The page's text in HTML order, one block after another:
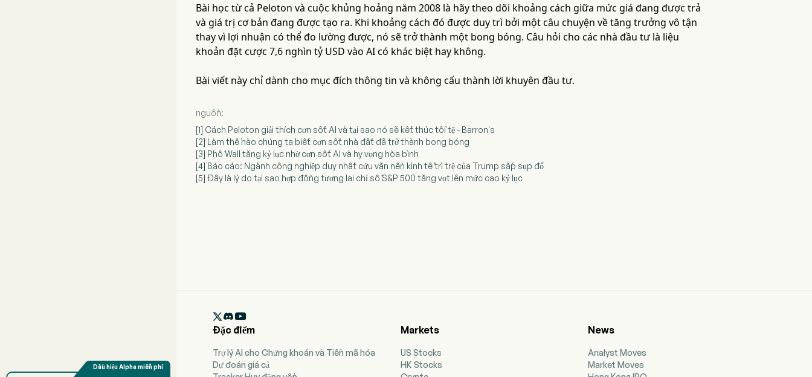
Bài học từ cả Peloton và cuộc khủng hoảng năm 2008 là hãy theo dõi khoảng cách giữa mức giá đang được trả
và giá trị cơ bản đang được tạo ra. Khi khoảng cách đó được duy trì bởi một câu chuyện về tăng trưởng vô tận
thay vì lợi nhuận có thể đo lường được, nó sẽ trở thành một bong bóng. Câu hỏi cho các nhà đầu tư là liệu
khoản đặt cược 7,6 nghìn tỷ USD vào AI có khác biệt hay không.
Bài viết này chỉ dành cho mục đích thông tin và không cấu thành lời khuyên đầu tư.
nguồn:
[1] Cách Peloton giải thích cơn sốt AI và tại sao nó sẽ kết thúc tồi tệ - Barron's
[2] Làm thế nào chúng ta biết cơn sốt nhà đất đã trở thành bong bóng
[3] Phố Wall tăng kỷ lục nhờ cơn sốt AI và hy vọng hòa bình
[4] Báo cáo: Ngành công nghiệp duy nhất cứu vãn nền kinh tế trì trệ của Trump sắp sụp đổ
[5] Đây là lý do tại sao hợp đồng tương lai chỉ số S&P 500 tăng vọt lên mức cao kỷ lục

Đặc điểm
Trợ lý AI cho Chứng khoán và Tiền mã hóa
Dự đoán giá cả
Markets
US Stocks
HK Stocks
News
Analyst Moves
Market Moves